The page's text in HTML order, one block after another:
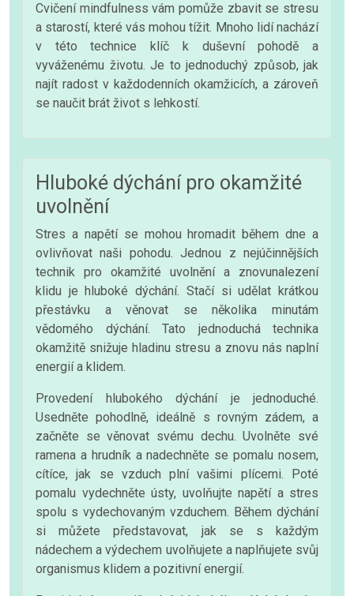
Cvičení mindfulness vám pomůže zbavit se stresu
a starostí, které vás mohou tížit. Mnoho lidí nachází
v této technice klíč k duševní pohodě a
vyváženému životu. Je to jednoduchý způsob, jak
najít radost v každodenních okamžicích, a zároveň
se naučit brát život s lehkostí.
Hluboké dýchání pro okamžité
uvolnění
Stres a napětí se mohou hromadit během dne a
ovlivňovat naši pohodu. Jednou z nejúčinnějších
technik pro okamžité uvolnění a znovunalezení
klidu je hluboké dýchání. Stačí si udělat krátkou
přestávku a věnovat se několika minutám
vědomého dýchání. Tato jednoduchá technika
okamžitě snižuje hladinu stresu a znovu nás naplní
energií a klidem.
Provedení hlubokého dýchání je jednoduché.
Usedněte pohodlně, ideálně s rovným zádem, a
začněte se věnovat svému dechu. Uvolněte své
ramena a hrudník a nadechněte se pomalu nosem,
cítíce, jak se vzduch plní vašimi plícemi. Poté
pomalu vydechněte ústy, uvolňujte napětí a stres
spolu s vydechovaným vzduchem. Během dýchání
si můžete představovat, jak se s každým
nádechem a výdechem uvolňujete a naplňujete svůj
organismus klidem a pozitivní energií.